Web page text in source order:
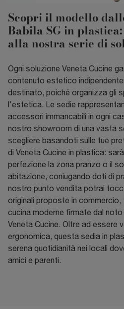
Scopri il modello
Babila SG in
alla nostra serie di
Ogni soluzione Veneta Cucine
contenuto estetico
destinato, poiché organizza gli
l'estetica. Le sedie
accessori immancabili in ogni
nostro showroom di una vasta
scegliere basandoti sulle tue
di Veneta Cucine in plastica:
perfezione la zona pranzo o il
abitazione, coniugando doti di
nostro punto vendita potrai
originali proposte in commercio,
cucina moderne firmate dal
Veneta Cucine. Oltre ad essere
ergonomica, questa sedia in
serena quotidianità nei locali
amici e parenti.